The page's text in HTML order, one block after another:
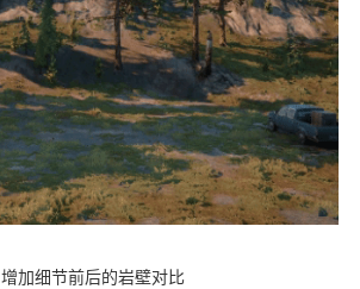
增加细节前后的岩壁对比